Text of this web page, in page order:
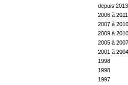
depuis 2013
2006 à 2011
2007 à 2010
2009 à 2010
2005 à 2007
2001 à 2004
1998
1998
1997